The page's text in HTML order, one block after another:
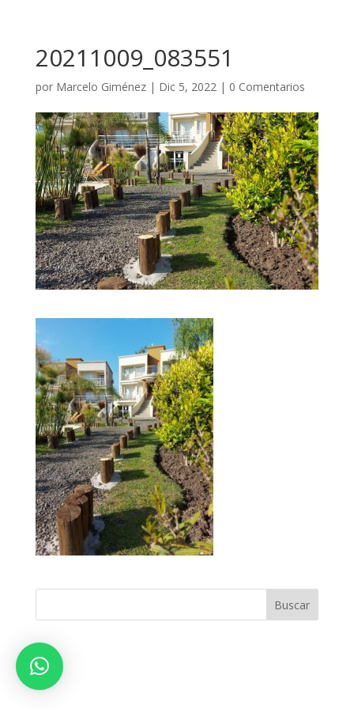
20211009_083551
por Marcelo Giménez| Dic 5, 2022| 0 Comentarios